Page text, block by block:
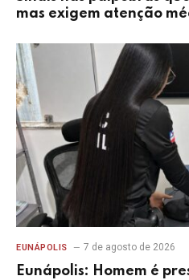
mas exigem atenção
EUNÁPOLIS 7 de agosto de 2026
Eunápolis: Homem é